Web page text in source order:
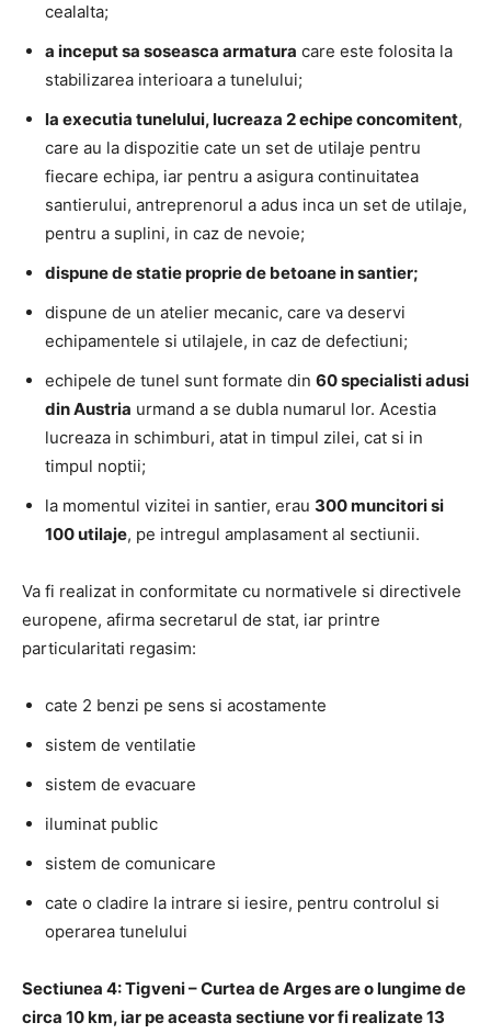
cealalta;
a inceput sa soseasca armatura care este folosita la
stabilizarea interioara a tunelului;
la executia tunelului, lucreaza 2 echipe concomitent,
care au la dispozitie cate un set de utilaje pentru
fiecare echipa, iar pentru a asigura continuitatea
santierului, antreprenorul a adus inca un set de utilaje,
pentru a suplini, in caz de nevoie;
dispune de statie proprie de betoane in santier;
dispune de un atelier mecanic, care va deservi
echipamentele si utilajele, in caz de defectiuni;
echipele de tunel sunt formate din 60 specialisti adusi
din Austria urmand a se dubla numarul lor. Acestia
lucreaza in schimburi, atat in timpul zilei, cat si in
timpul noptii;
la momentul vizitei in santier, erau 300 muncitori si
100 utilaje, pe intregul amplasament al sectiunii.
Va fi realizat in conformitate cu normativele si directivele
europene, afirma secretarul de stat, iar printre
particularitati regasim:
cate 2 benzi pe sens si acostamente
sistem de ventilatie
sistem de evacuare
iluminat public
sistem de comunicare
cate o cladire la intrare si iesire, pentru controlul si
operarea tunelului
Sectiunea 4: Tigveni – Curtea de Arges are o lungime de
circa 10 km, iar pe aceasta sectiune vor fi realizate 13